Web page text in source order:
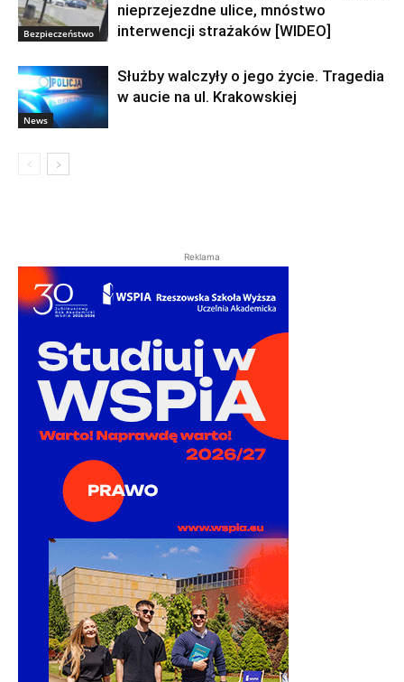
Bezpieczeństwo
nieprzejezdne ulice, mnóstwo
interwencji strażaków [WIDEO]
News
Służby walczyły o jego życie. Tragedia
w aucie na ul. Krakowskiej
Reklama